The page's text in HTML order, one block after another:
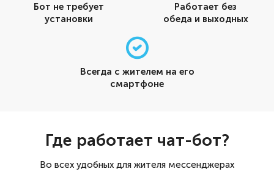
Бот не требует
установки
Работает без
обеда и выходных
Всегда с жителем на его
смартфоне
Где работает чат-бот?
Во всех удобных для жителя меcсенджерах